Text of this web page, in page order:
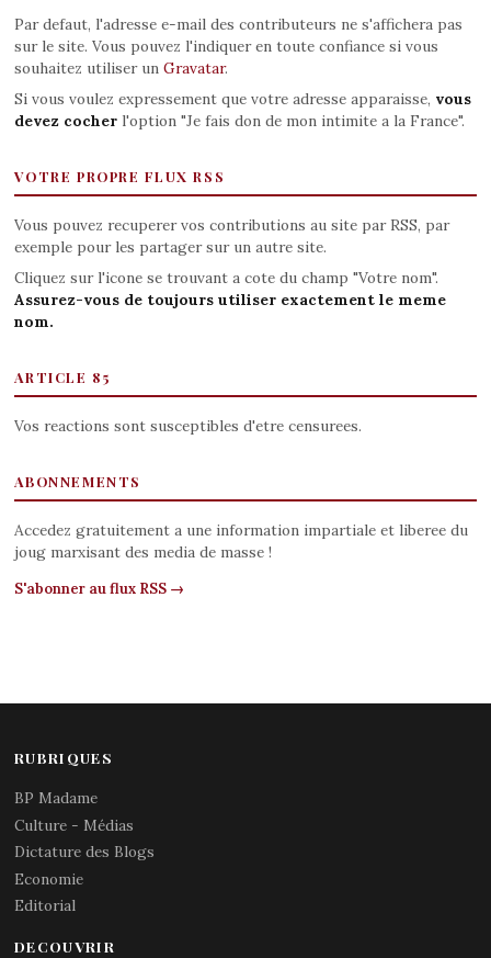
Par defaut, l'adresse e-mail des contributeurs ne s'affichera pas
sur le site. Vous pouvez l'indiquer en toute confiance si vous
souhaitez utiliser un Gravatar.
Si vous voulez expressement que votre adresse apparaisse, vous
devez cocherl'option "Je fais don de mon intimite a la France".
VOTRE PROPRE FLUX RSS
Vous pouvez recuperer vos contributions au site par RSS, par
exemple pour les partager sur un autre site.
Cliquez sur l'icone se trouvant a cote du champ "Votre nom".
Assurez-vous de toujours utiliser exactement le meme
nom.
ARTICLE 85
Vos reactions sont susceptibles d'etre censurees.
ABONNEMENTS
Accedez gratuitement a une information impartiale et liberee du
joug marxisant des media de masse !
S'abonner au flux RSS →
RUBRIQUES
BP Madame
Culture - Médias
Dictature des Blogs
Economie
Editorial
DECOUVRIR